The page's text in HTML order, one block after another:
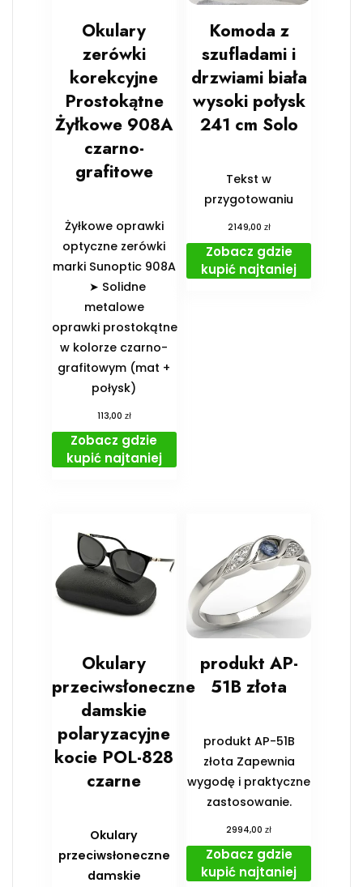
Okulary
zerówki
korekcyjne
Prostokątne
Żyłkowe 908A
czarno-
grafitowe
Żyłkowe oprawki
optyczne zerówki
marki Sunoptic 908A
➤ Solidne
metalowe
oprawki prostokątne
w kolorze czarno-
grafitowym (mat +
połysk)
113,00 zł
Zobacz gdzie
kupić najtaniej
Komoda z
szufladami i
drzwiami biała
wysoki połysk
241 cm Solo
Tekst w
przygotowaniu
2149,00 zł
Zobacz gdzie
kupić najtaniej
Okulary
przeciwsłoneczne
damskie
polaryzacyjne
kocie POL-828
czarne
Okulary
przeciwsłoneczne
damskie
produkt AP-
51B złota
produkt AP-51B
złota Zapewnia
wygodę i praktyczne
zastosowanie.
2994,00zł
Zobacz gdzie
kupić najtaniej